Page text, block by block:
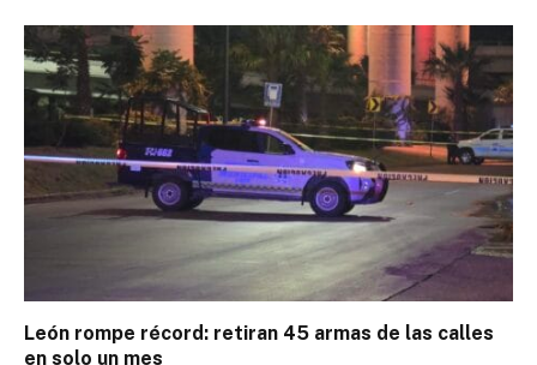
León rompe récord: retiran 45 armas de las calles
en solo un mes